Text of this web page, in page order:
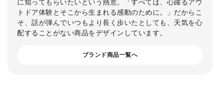
トドア体験とそこから生まれる感動のために。」だからこ
そ、話が弾んでいつもより長く歩いたとしても、天気を心
配することがない商品をデザインしています。
ブランド商品一覧へ